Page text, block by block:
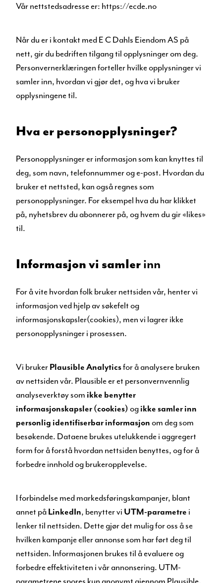
Vår nettstedsadresse er: https://ecde.no
Når du er i kontakt med E C Dahls Eiendom AS på
nett, gir du bedriften tilgang til opplysninger om deg.
Personvernerklæringen forteller hvilke opplysninger vi
samler inn, hvordan vi gjør det, og hva vi bruker
opplysningene til.
Hva er personopplysninger?
Personopplysninger er informasjon som kan knyttes til
deg, som navn, telefonnummer og e-post. Hvordan du
bruker et nettsted, kan også regnes som
personopplysninger. For eksempel hva du har klikket
på, nyhetsbrev du abonnerer på, og hvem du gir «likes»
til.
Informasjon vi samlerinn
For å vite hvordan folk bruker nettsiden vår, henter vi
informasjon ved hjelp av søkefelt og
informasjonskapsler(cookies), men vi lagrer ikke
personopplysninger i prosessen.
Vi brukerPlausible Analyticsfor å analysere bruken
av nettsiden vår. Plausible er et personvernvennlig
analyseverktøy som ikke benytter
informasjonskapsler (cookies)ogikke samler inn
personlig identifiserbar informasjonom deg som
besøkende. Dataene brukes utelukkende i aggregert
form for å forstå hvordan nettsiden benyttes, og for å
forbedre innhold og brukeropplevelse.
I forbindelse med markedsføringskampanjer, blant
annet påLinkedIn, benytter vi UTM-parametre i
lenker til nettsiden. Dette gjør det mulig for oss å se
hvilken kampanje eller annonse som har ført deg til
nettsiden. Informasjonen brukes til å evaluere og
forbedre effektiviteten i vår annonsering. UTM-